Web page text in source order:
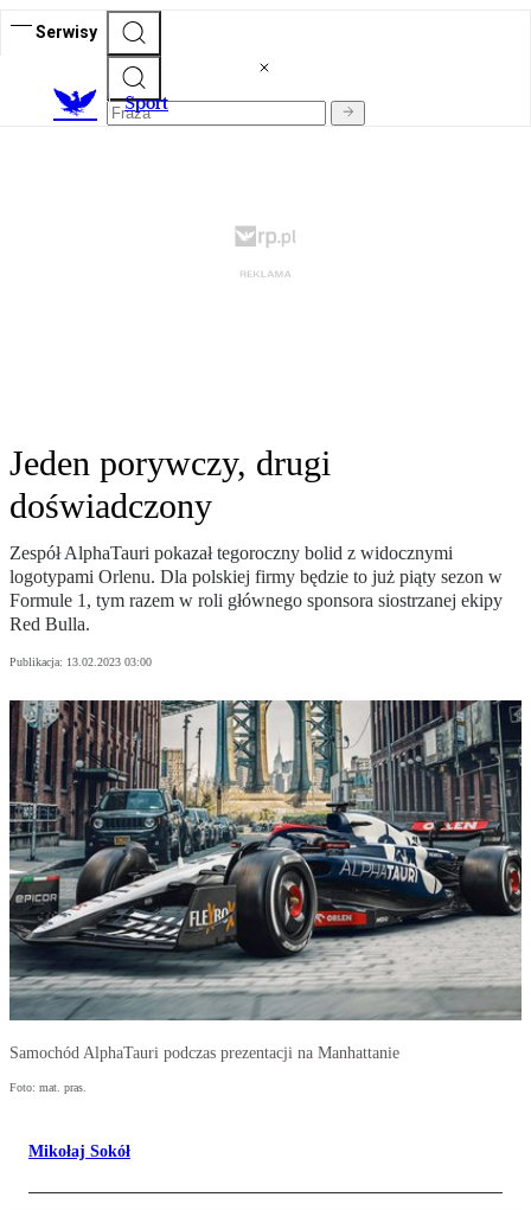
Serwisy
Sport
Jeden porywczy, drugi
doświadczony
Zespół AlphaTauri pokazał tegoroczny bolid z widocznymi
logotypami Orlenu. Dla polskiej firmy będzie to już piąty sezon w
Formule 1, tym razem w roli głównego sponsora siostrzanej ekipy
Red Bulla.
Publikacja: 13.02.2023 03:00
Samochód AlphaTauri podczas prezentacji na Manhattanie
Foto: mat. pras.
Mikołaj Sokół